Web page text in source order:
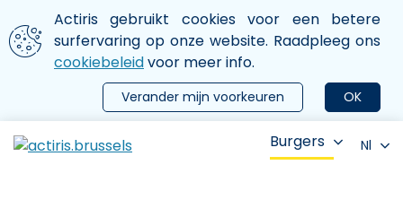
Aller au contenu principal
We gebruiken cookies
Actiris gebruikt cookies voor een betere
surfervaring op onze website. Raadpleeg ons
cookiebeleidvoor meer info.
OK
Verander mijn voorkeuren
le menu
Burgers Nl